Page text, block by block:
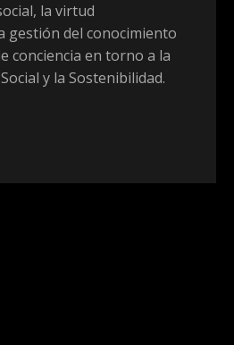
la virtud
gestión del conocimiento
conciencia en torno a la
y la Sostenibilidad.